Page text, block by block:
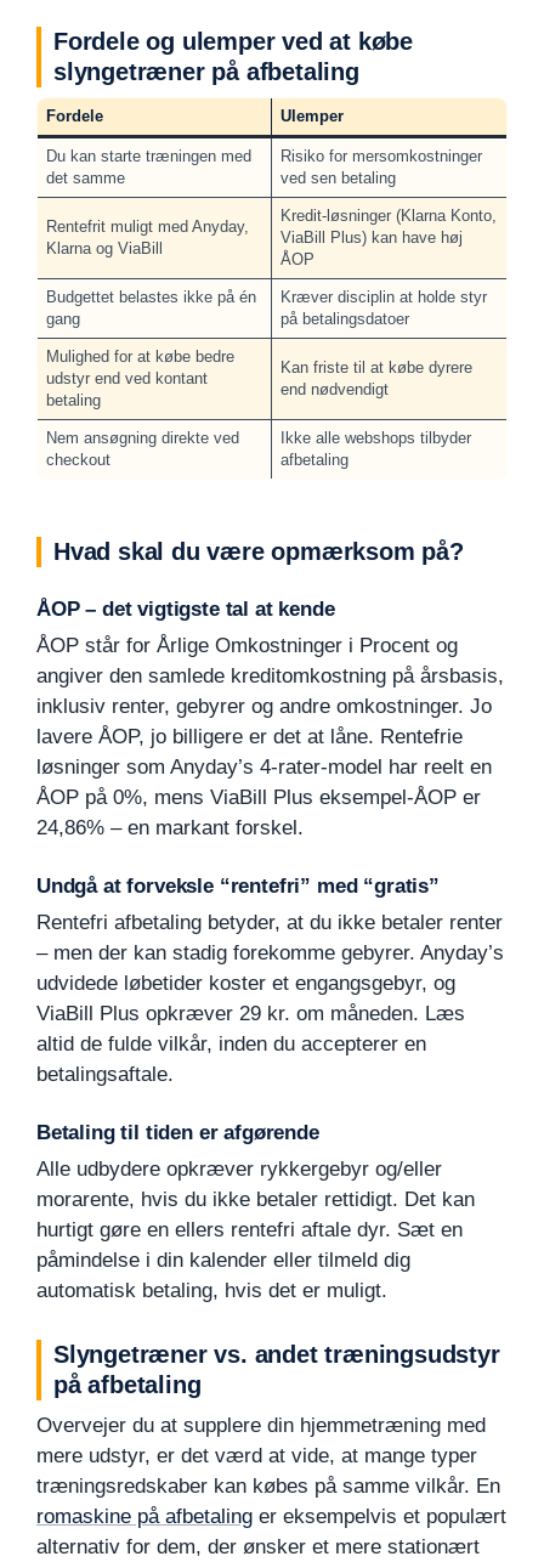
Fordele og ulemper ved at købe
slyngetræner på afbetaling
Fordele Ulemper
Du kan starte træningen med
det samme
Risiko for mersomkostninger
ved sen betaling
Rentefrit muligt med Anyday,
Klarna og ViaBill
Kredit-løsninger (Klarna Konto,
ViaBill Plus) kan have høj
ÅOP
Budgettet belastes ikke på én
gang
Kræver disciplin at holde styr
på betalingsdatoer
Mulighed for at købe bedre
udstyr end ved kontant
betaling
Kan friste til at købe dyrere
end nødvendigt
Nem ansøgning direkte ved
checkout
Ikke alle webshops tilbyder
afbetaling
Hvad skal du være opmærksom på?
ÅOP – det vigtigste tal at kende
ÅOP står for Årlige Omkostninger i Procent og
angiver den samlede kreditomkostning på årsbasis,
inklusiv renter, gebyrer og andre omkostninger. Jo
lavere ÅOP, jo billigere er det at låne. Rentefrie
løsninger som Anyday’s 4-rater-model har reelt en
ÅOP på 0%, mens ViaBill Plus eksempel-ÅOP er
24,86% – en markant forskel.
Undgå at forveksle “rentefri” med “gratis”
Rentefri afbetaling betyder, at du ikke betaler renter
– men der kan stadig forekomme gebyrer. Anyday’s
udvidede løbetider koster et engangsgebyr, og
ViaBill Plus opkræver 29 kr. om måneden. Læs
altid de fulde vilkår, inden du accepterer en
betalingsaftale.
Betaling til tiden er afgørende
Alle udbydere opkræver rykkergebyr og/eller
morarente, hvis du ikke betaler rettidigt. Det kan
hurtigt gøre en ellers rentefri aftale dyr. Sæt en
påmindelse i din kalender eller tilmeld dig
automatisk betaling, hvis det er muligt.
Slyngetræner vs. andet træningsudstyr
på afbetaling
Overvejer du at supplere din hjemmetræning med
mere udstyr, er det værd at vide, at mange typer
træningsredskaber kan købes på samme vilkår. En
romaskine på afbetaling er eksempelvis et populært
alternativ for dem, der ønsker et mere stationært